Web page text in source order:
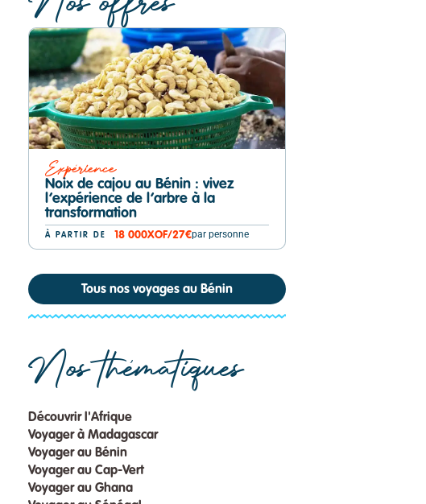
Expérience
Noix de cajou au Bénin : vivez
l’expérience de l’arbre à la
transformation
À PARTIR DE 18 000XOF/27€par personne
Tous nos voyages au Bénin
Nos thématiques
Découvrir l'Afrique
Voyager à Madagascar
Voyager au Bénin
Voyager au Cap-Vert
Voyager au Ghana